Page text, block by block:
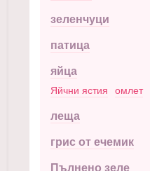
зеленчуци
патица
яйца
Яйчни ястия омлет
леща
грис от ечемик
Пълнено зеле